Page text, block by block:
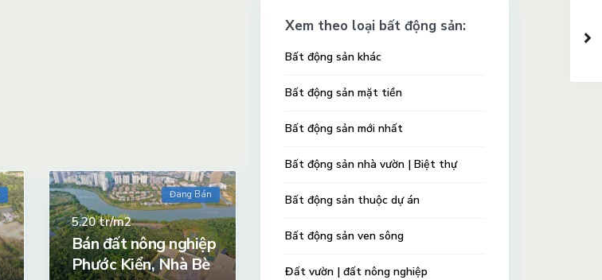
Đang Bán
5.20tr/m2
Bán đất nông nghiệp
Phước Kiển, Nhà Bè
Xem theo loại bất động sản:
Bất động sản khác
Bất động sản mặt tiền
Bất động sản mới nhất
Bất động sản nhà vườn | Biệt thự
Bất động sản thuộc dự án
Bất động sản ven sông
Đất vườn | đất nông nghiệp